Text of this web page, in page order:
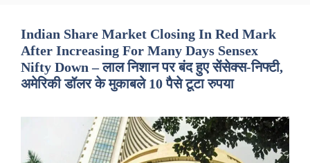
Indian Share Market Closing In Red Mark
After Increasing For Many Days Sensex
Nifty Down – लाल निशान पर बंद हुए सेंसेक्स-निफ्टी,
अमेरिकी डॉलर के मुकाबले 10 पैसे टूटा रुपया